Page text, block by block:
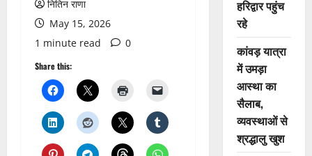
नितिन राणा
May 15, 2026
1 minute read
0
Share this:
हरिद्वार पहुंच
रहे
कांवड़ यात्रा
में उमड़ा
आस्था का
सैलाब,
व्यवस्थाओं से
श्रद्धालु खुश